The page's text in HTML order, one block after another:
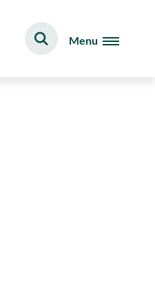
Menu